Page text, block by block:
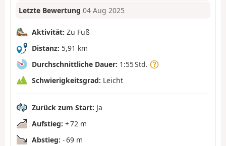
Letzte Bewertung 04 Aug 2025
Aktivität: Zu Fuß
Distanz: 5,91 km
Durchschnittliche Dauer: 1:55 Std.
Schwierigkeitsgrad: Leicht
Zurück zum Start: Ja
Aufstieg: + 72 m
Abstieg: - 69 m